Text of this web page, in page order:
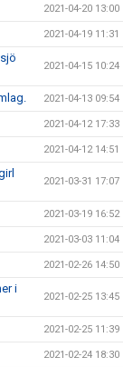
2021-04-20 13:00
2021-04-19 11:31
2021-04-15 10:24
2021-04-13 09:54
2021-04-12 17:33
2021-04-12 14:51
2021-03-31 17:07
2021-03-19 16:52
2021-03-03 11:04
2021-02-26 14:50
i
2021-02-25 13:45
2021-02-25 11:39
2021-02-24 18:30